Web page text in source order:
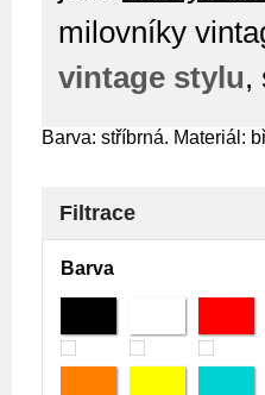
milovníky
vintage stylu,
Barva: stříbrná. Materiál:
Filtrace
Barva